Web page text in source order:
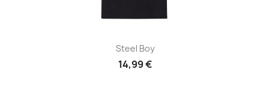
Steel Boy
14,99 €